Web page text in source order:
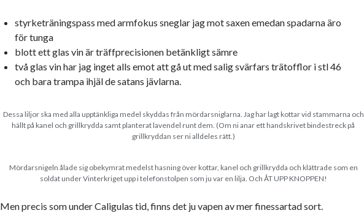
styrketräningspass med armfokus sneglar jag mot saxen emedan spadarna äro
för tunga
blott ett glas vin är träffprecisionen betänkligt sämre
två glas vin har jag inget alls emot att gå ut med salig svärfars trätofflor i stl 46
och bara trampa ihjäl de satans jävlarna.
Dessa liljor ska med alla upptänkliga medel skyddas från mördarsniglarna. Jag har lagt kottar vid stammarna och
hällt på kanel och grillkrydda samt planterat lavendel runt dem. (Om ni anar ett handskrivet bindestreck på
grillkryddan ser ni alldeles rätt.)
Mördarsnigeln ålade sig obekymrat medelst hasning över kottar, kanel och grillkrydda och klättrade som en
soldat under Vinterkriget upp i telefonstolpen som ju var en lilja. Och ÅT UPP KNOPPEN!
Men precis som under Caligulas tid, finns det ju vapen av mer finessartad sort.